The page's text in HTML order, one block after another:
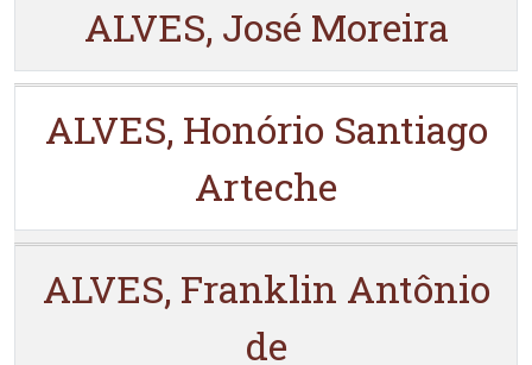
ALVES, José Moreira
ALVES, Honório Santiago
Arteche
ALVES, Franklin Antônio
de